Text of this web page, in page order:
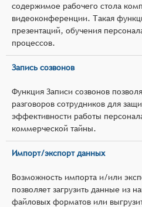
содержимое рабочего стола
видеоконференции. Такая
презентаций, обучения
процессов.
Запись созвонов
Функция Записи созвонов
разговоров сотрудников для
эффективности работы
коммерческой тайны.
Импорт/экспорт данных
Возможность импорта и/или
позволяет загрузить данные из
файловых форматов или